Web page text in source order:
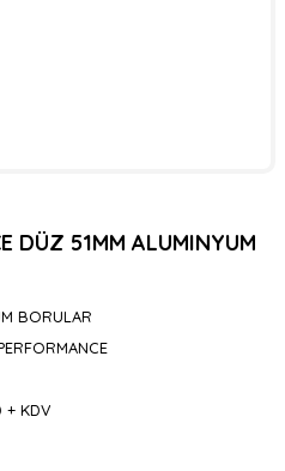
DÜZ 51MM ALUMINYUM
BORULAR
+ KDV